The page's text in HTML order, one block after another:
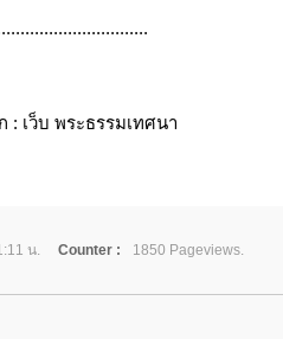
เว็บ พระธรรมเทศนา
น. Counter :
1850 Pageviews.